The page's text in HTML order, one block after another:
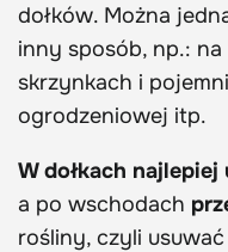
dołków. Można
inny sposób, np.:
skrzynkach i
ogrodzeniowej itp.
W dołkach
a po wschodach
rośliny, czyli